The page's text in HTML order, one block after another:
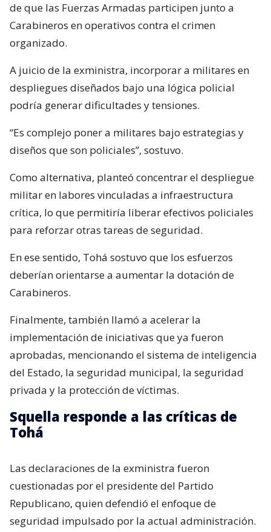
de que las Fuerzas Armadas participen junto a
Carabineros en operativos contra el crimen
organizado.
A juicio de la exministra, incorporar a militares en
despliegues diseñados bajo una lógica policial
podría generar dificultades y tensiones.
“Es complejo poner a militares bajo estrategias y
diseños que son policiales”, sostuvo.
Como alternativa, planteó concentrar el despliegue
militar en labores vinculadas a infraestructura
crítica, lo que permitiría liberar efectivos policiales
para reforzar otras tareas de seguridad.
En ese sentido, Tohá sostuvo que los esfuerzos
deberían orientarse a aumentar la dotación de
Carabineros.
Finalmente, también llamó a acelerar la
implementación de iniciativas que ya fueron
aprobadas, mencionando el sistema de inteligencia
del Estado, la seguridad municipal, la seguridad
privada y la protección de víctimas.
Squella responde a las críticas de
Tohá
Las declaraciones de la exministra fueron
cuestionadas por el presidente del Partido
Republicano, quien defendió el enfoque de
seguridad impulsado por la actual administración.